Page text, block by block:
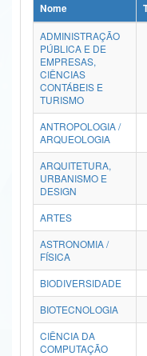
Ministério da Ciência,
Ministério do Meio Ambiente
Ministério do Turismo
Ministério do Desenvolvimento
Controladoria-Geral da União
Ministério da Mulher, da Família e
Secretaria de Governo
Advocacia-Geral da União
Banco Central do Brasil
Nome
ADMINISTRAÇÃO
PÚBLICA E DE
EMPRESAS,
CIÊNCIAS
CONTÁBEIS E
TURISMO
ANTROPOLOGIA /
ARQUEOLOGIA
ARQUITETURA,
URBANISMO E
DESIGN
ARTES
ASTRONOMIA /
FÍSICA
BIODIVERSIDADE
BIOTECNOLOGIA
CIÊNCIA DA
COMPUTAÇÃO